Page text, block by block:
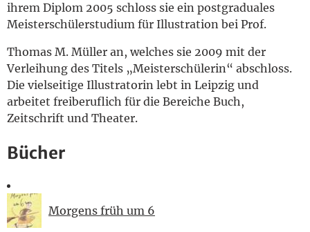
ihrem Diplom 2005 schloss sie ein postgraduales
Meisterschülerstudium für Illustration bei Prof.
Thomas M. Müller an, welches sie 2009 mit der
Verleihung des Titels „Meisterschülerin“ abschloss.
Die vielseitige Illustratorin lebt in Leipzig und
arbeitet freiberuflich für die Bereiche Buch,
Zeitschrift und Theater.
Bücher
Morgens früh um 6